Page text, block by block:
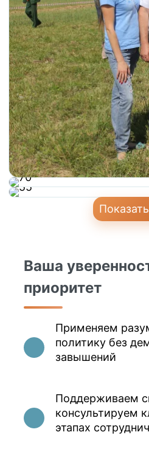
Ваша
приоритет
Применяем
политику без
завышений
Поддерживаем
консультируем
этапах